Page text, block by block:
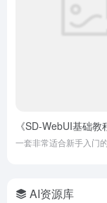
一套非常适合新手入门
AI资源库